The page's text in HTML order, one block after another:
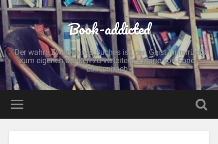
Book-addicted
"Der wahre Zweck eines Buches ist, den Geist hinterrücks
zum eigenen Denken zu verleiten." - Marie von Ebner-
Eschenbach -